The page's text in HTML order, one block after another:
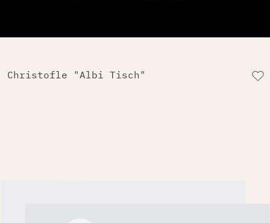
Christofle "Albi Tisch"